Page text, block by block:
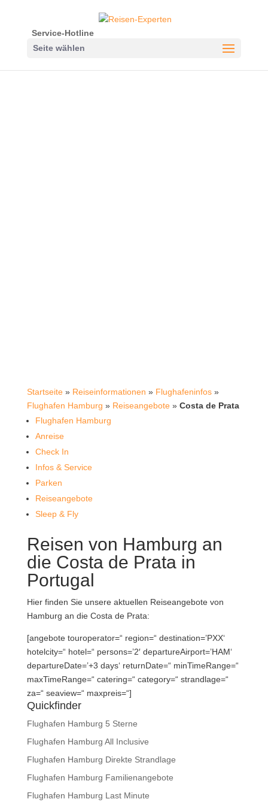
Service-Hotline
Seite wählen
Startseite» Reiseinformationen » Flughafeninfos»
Flughafen Hamburg » Reiseangebote» Costa de Prata
Flughafen Hamburg
Anreise
Check In
Infos & Service
Parken
Reiseangebote
Sleep & Fly
Reisen von Hamburg an
die Costa de Prata in
Portugal
Hier finden Sie unsere aktuellen Reiseangebote von
Hamburg an die Costa de Prata:
[angebote touroperator=“ region=“ destination=’PXX‘
hotelcity=“ hotel=“ persons=’2′ departureAirport=’HAM‘
departureDate=’+3 days‘ returnDate=“ minTimeRange=“
maxTimeRange=“ catering=“ category=“ strandlage=“
za=“ seaview=“ maxpreis=“]
Quickfinder
Flughafen Hamburg 5 Sterne
Flughafen Hamburg All Inclusive
Flughafen Hamburg Direkte Strandlage
Flughafen Hamburg Familienangebote
Flughafen Hamburg Last Minute